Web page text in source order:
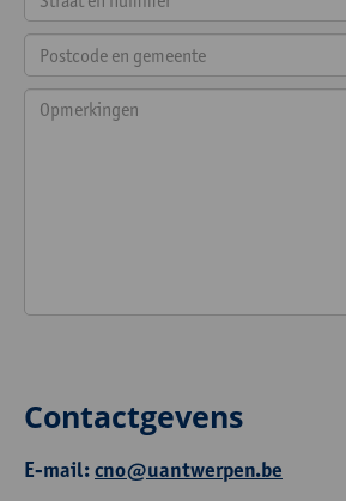
Contactgevens
E-mail:cno@uantwerpen.be